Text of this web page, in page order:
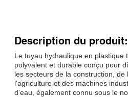
Description du produit:
Le tuyau hydraulique en plastique
polyvalent et durable conçu pour
les secteurs de la construction,
l'agriculture et des machines
d'eau, également connu sous le